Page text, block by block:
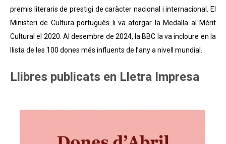
premis literaris de prestigi de caràcter nacional i internacional. El
Ministeri de Cultura portuguès li va atorgar la Medalla al Mèrit
Cultural el 2020. Al desembre de 2024, la BBC la va incloure en la
llista de les 100 dones més influents de l’any a nivell mundial.
Llibres publicats en Lletra Impresa